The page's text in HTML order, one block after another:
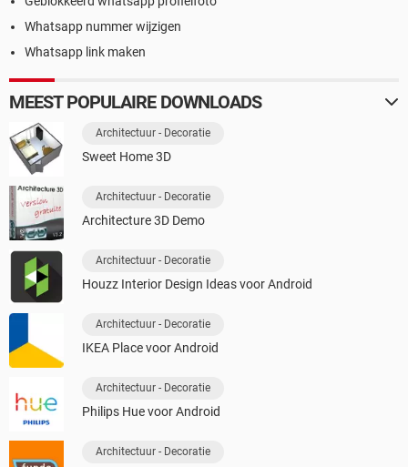
Whatsapp nummer wijzigen
Whatsapp link maken
MEEST POPULAIRE DOWNLOADS
Architectuur - Decoratie
Sweet Home 3D
Architectuur - Decoratie
Architecture 3D Demo
Architectuur - Decoratie
Houzz Interior Design Ideas voor Android
Architectuur - Decoratie
IKEA Place voor Android
Architectuur - Decoratie
Philips Hue voor Android
Architectuur - Decoratie